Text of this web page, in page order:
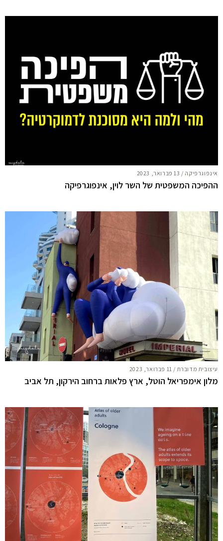
אינפוגרפיקה / 13 פברואר, 2023
ההפיכה המשפטית של השר לוין, אינפוגרפיקה
עיצובית מדוברת / 11 פברואר, 2023
מלון אימפריאל הוטל, ארץ פלאות ברחוב הירקון, תל אביב